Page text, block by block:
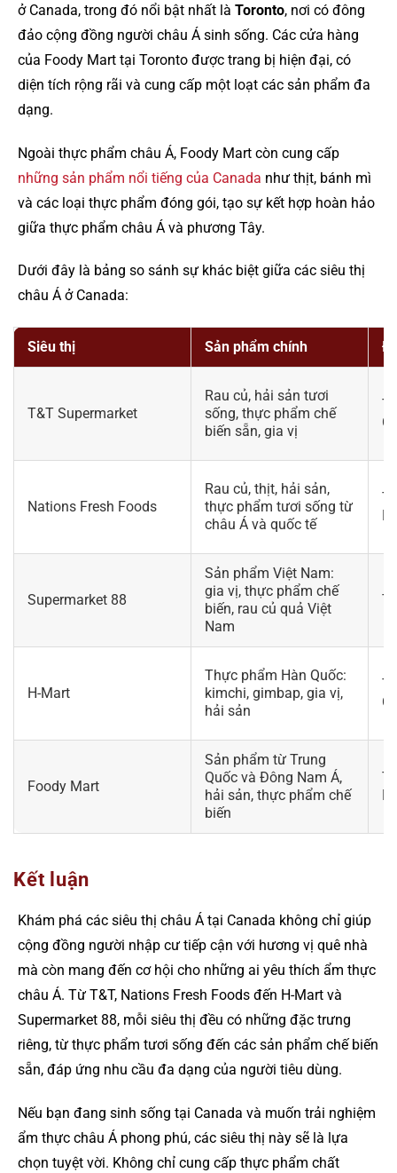
ở Canada, trong đó nổi bật nhất là Toronto, nơi có đông
đảo cộng đồng người châu Á sinh sống. Các cửa hàng
của Foody Mart tại Toronto được trang bị hiện đại, có
diện tích rộng rãi và cung cấp một loạt các sản phẩm đa
dạng.
Ngoài thực phẩm châu Á, Foody Mart còn cung cấp
những sản phẩm nổi tiếng của Canada như thịt, bánh mì
và các loại thực phẩm đóng gói, tạo sự kết hợp hoàn hảo
giữa thực phẩm châu Á và phương Tây.
Dưới đây là bảng so sánh sự khác biệt giữa các siêu thị
châu Á ở Canada:
Siêu thị Sản phẩm chính
T&T Supermarket
Rau củ, hải sản tươi
sống, thực phẩm chế
biến sẵn, gia vị
Nations Fresh Foods
Rau củ, thịt, hải sản,
thực phẩm tươi sống từ
châu Á và quốc tế
Supermarket 88
Sản phẩm Việt Nam:
gia vị, thực phẩm chế
biến, rau củ quả Việt
Nam
H-Mart
Thực phẩm Hàn Quốc:
kimchi, gimbap, gia vị,
hải sản
Foody Mart
Sản phẩm từ Trung
Quốc và Đông Nam Á,
hải sản, thực phẩm chế
biến
Kết luận
Khám phá các siêu thị châu Á tại Canada không chỉ giúp
cộng đồng người nhập cư tiếp cận với hương vị quê nhà
mà còn mang đến cơ hội cho những ai yêu thích ẩm thực
châu Á. Từ T&T, Nations Fresh Foods đến H-Mart và
Supermarket 88, mỗi siêu thị đều có những đặc trưng
riêng, từ thực phẩm tươi sống đến các sản phẩm chế biến
sẵn, đáp ứng nhu cầu đa dạng của người tiêu dùng.
Nếu bạn đang sinh sống tại Canada và muốn trải nghiệm
ẩm thực châu Á phong phú, các siêu thị này sẽ là lựa
chọn tuyệt vời. Không chỉ cung cấp thực phẩm chất